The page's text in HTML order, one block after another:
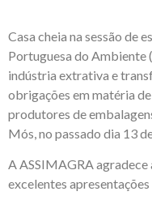
Casa cheia na sessão de
Portuguesa do Ambiente
indústria extrativa e
obrigações em matéria
produtores de
Mós, no passado dia 13
A ASSIMAGRA agradece
excelentes apresentações